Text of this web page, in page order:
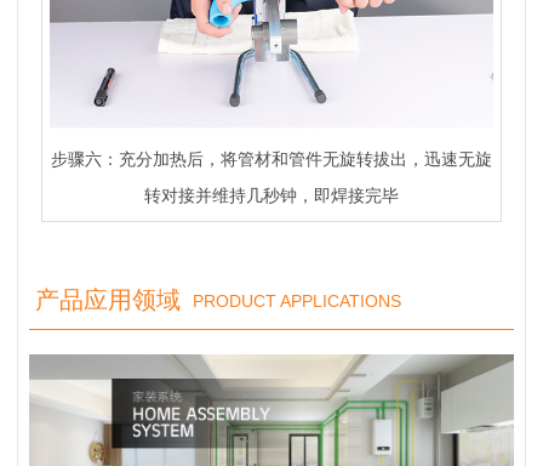
步骤六：充分加热后，将管材和管件无旋转拔出，迅速无旋
转对接并维持几秒钟，即焊接完毕
产品应用领域 PRODUCT APPLICATIONS